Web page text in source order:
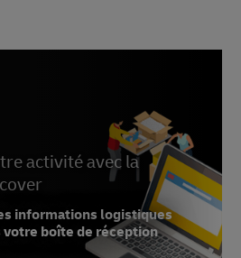
activité avec la
informations logistiques
boîte de réception